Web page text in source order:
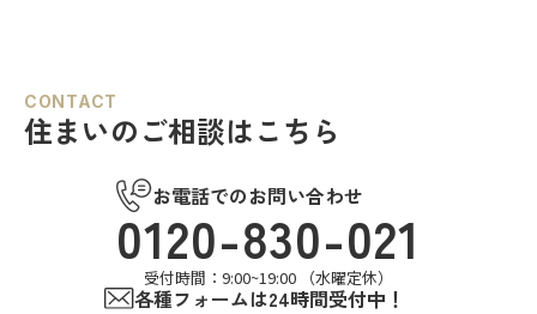
CONTACT
住まいのご相談はこちら
お電話でのお問い合わせ
0120-830-021
受付時間：9:00~19:00 （水曜定休）
各種フォームは24時間受付中！